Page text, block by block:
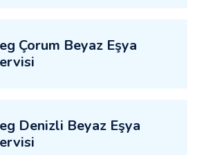
Çorum Beyaz Eşya
Denizli Beyaz Eşya